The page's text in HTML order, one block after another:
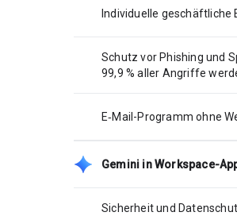
Individuelle geschäftliche
Schutz vor Phishing und
99,9 % aller Angriffe
E‑Mail-Programm ohne
Gemini in Workspace-
Sicherheit und